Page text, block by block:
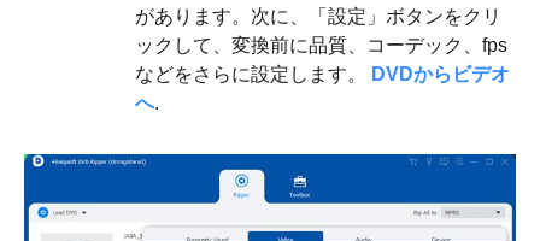
があります。次に、「設定」ボタンをクリ
ックして、変換前に品質、コーデック、fps
などをさらに設定します。
DVDからビデオ
へ.